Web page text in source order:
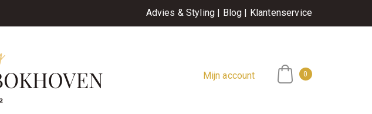
Advies & Styling | Blog | Klantenservice
Mijn account 0